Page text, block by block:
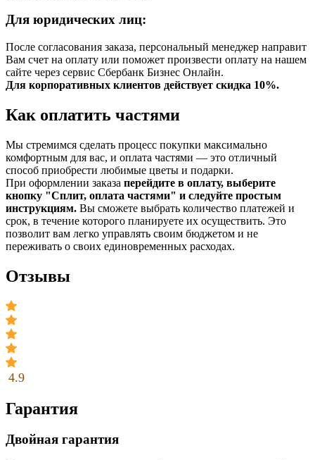
Для юридических лиц:
После согласования заказа, персональный менеджер направит
Вам счет на оплату или поможет произвести оплату на нашем
сайте через сервис Сбербанк Бизнес Онлайн.
Для корпоративных клиентов действует скидка 10%.
Как оплатить частями
Мы стремимся сделать процесс покупки максимально
комфортным для вас, и оплата частями — это отличный
способ приобрести любимые цветы и подарки.
При оформлении заказа перейдите в оплату, выберите
кнопку "Сплит, оплата частями" и следуйте простым
инструкциям. Вы сможете выбрать количество платежей и
срок, в течение которого планируете их осуществить. Это
позволит вам легко управлять своим бюджетом и не
переживать о своих единовременных расходах.
Отзывы
4.9
Гарантия
Двойная гарантия